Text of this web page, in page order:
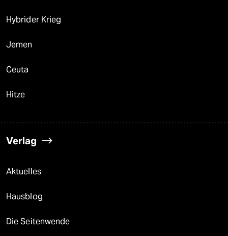
Hybrider Krieg
Jemen
Ceuta
Hitze
Verlag
Aktuelles
Hausblog
Die Seitenwende